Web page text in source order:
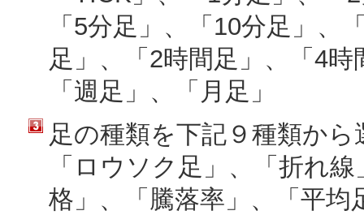
「5分足」、「10分足」、
足」、「2時間足」、「4
「週足」、「月足」
足の種類を下記９種類か
「ロウソク足」、「折れ
格」、「騰落率」、「平